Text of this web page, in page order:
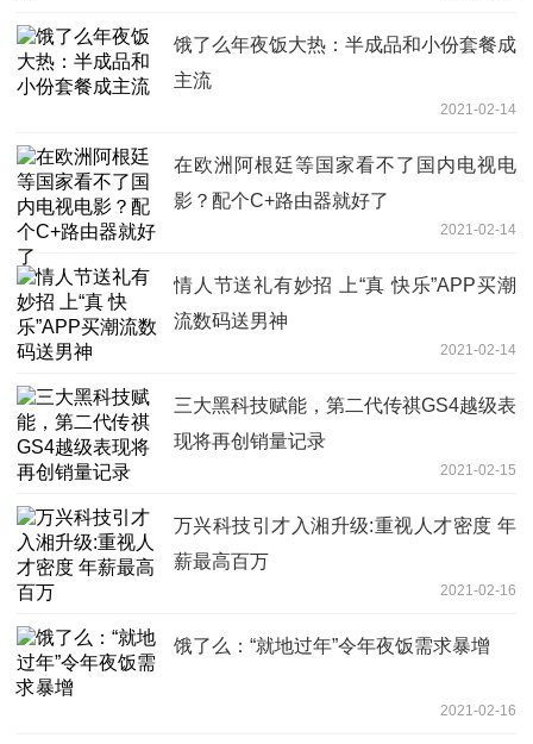
饿了么年夜饭大热：半成品和小份套餐成
主流
2021-02-14
在欧洲阿根廷等国家看不了国内电视电
影？配个C+路由器就好了
2021-02-14
情人节送礼有妙招 上“真 快乐”APP买潮
流数码送男神
2021-02-14
三大黑科技赋能，第二代传祺GS4越级表
现将再创销量记录
2021-02-15
万兴科技引才入湘升级:重视人才密度 年
薪最高百万
2021-02-16
饿了么：“就地过年”令年夜饭需求暴增
2021-02-16